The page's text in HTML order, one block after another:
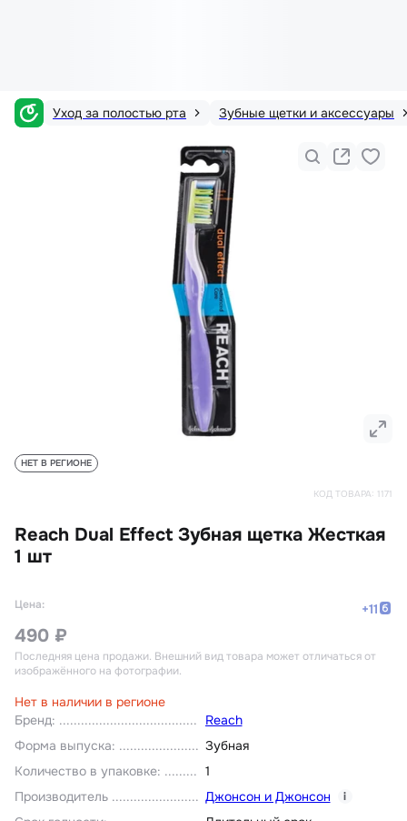
Уход за полостью рта Зубные щетки и аксессуары
КОД ТОВАРА: 1171
Reach Dual Effect Зубная щетка Жесткая
1 шт
НЕТ В РЕГИОНЕ
Бренд:
Reach
Форма выпуска:
Зубная
Количество в упаковке:
1
Производитель
Джонсон и Джонсон i
Цена: +11
490 ₽
Последняя цена продажи. Внешний вид товара может отличаться от
изображённого на фотографии.
Нет в наличии в регионе